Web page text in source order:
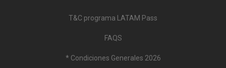
T&C programa LATAM Pass
FAQS
* Condiciones Generales 2026